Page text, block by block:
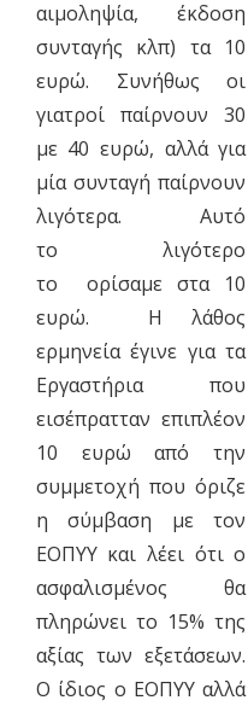
αιμοληψία, έκδοση
συνταγής κλπ) τα 10
ευρώ. Συνήθως οι
γιατροί παίρνουν 30
με 40 ευρώ, αλλά για
μία συνταγή παίρνουν
λιγότερα. Αυτό
το λιγότερο
το ορίσαμε στα 10
ευρώ. Η λάθος
ερμηνεία έγινε για τα
Εργαστήρια που
εισέπρατταν επιπλέον
10 ευρώ από την
συμμετοχή που όριζε
η σύμβαση με τον
ΕΟΠΥΥ και λέει ότι ο
ασφαλισμένος θα
πληρώνει το 15% της
αξίας των εξετάσεων.
Ο ίδιος ο ΕΟΠΥΥ αλλά